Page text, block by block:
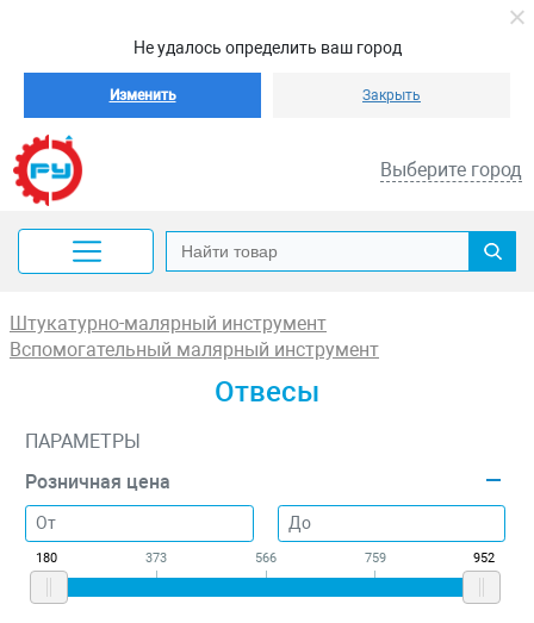
Не удалось определить ваш город
Изменить Закрыть
Выберите город
Штукатурно-малярный инструмент
Вспомогательный малярный инструмент
Отвесы
ПАРАМЕТРЫ
Розничная цена
180 373 566 759 952